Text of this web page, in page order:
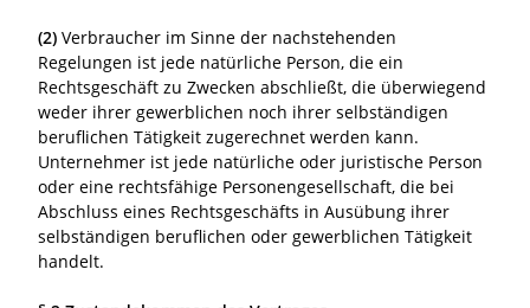
(2) Verbraucher im Sinne der nachstehenden
Regelungen ist jede natürliche Person, die ein
Rechtsgeschäft zu Zwecken abschließt, die überwiegend
weder ihrer gewerblichen noch ihrer selbständigen
beruflichen Tätigkeit zugerechnet werden kann.
Unternehmer ist jede natürliche oder juristische Person
oder eine rechtsfähige Personengesellschaft, die bei
Abschluss eines Rechtsgeschäfts in Ausübung ihrer
selbständigen beruflichen oder gewerblichen Tätigkeit
handelt.